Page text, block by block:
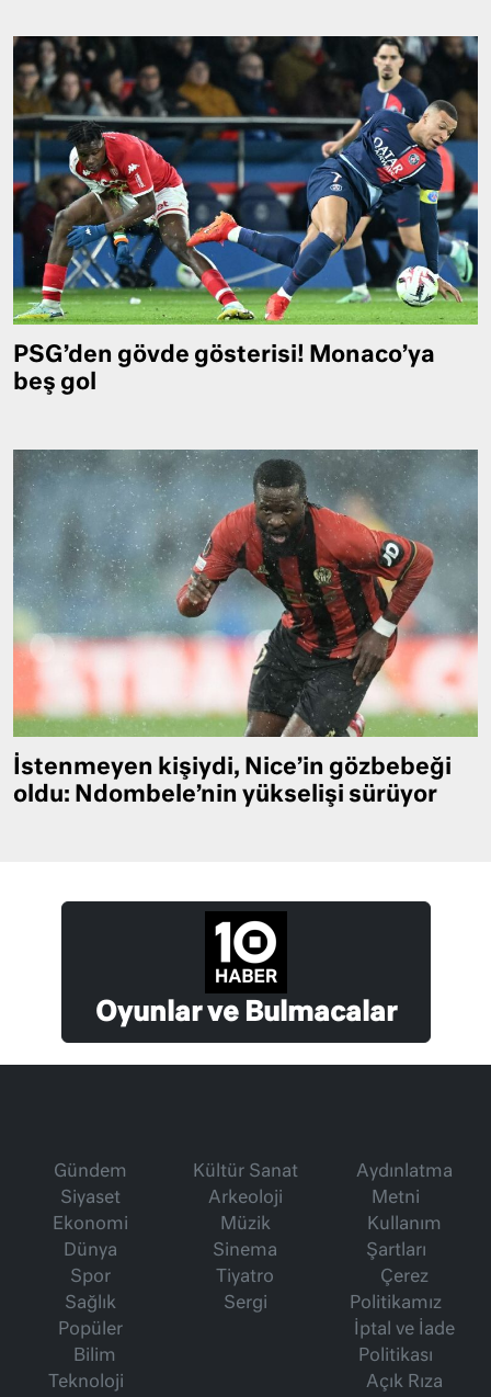
PSG’den gövde gösterisi! Monaco’ya
beş gol
İstenmeyen kişiydi, Nice’in gözbebeği
oldu: Ndombele’nin yükselişi sürüyor
Oyunlar ve Bulmacalar
Gündem
Siyaset
Ekonomi
Dünya
Spor
Sağlık
Popüler
Bilim
Teknoloji
Kültür Sanat
Arkeoloji
Müzik
Sinema
Tiyatro
Sergi
Aydınlatma
Metni
Kullanım
Şartları
Çerez
Politikamız
İptal ve İade
Politikası
Açık Rıza